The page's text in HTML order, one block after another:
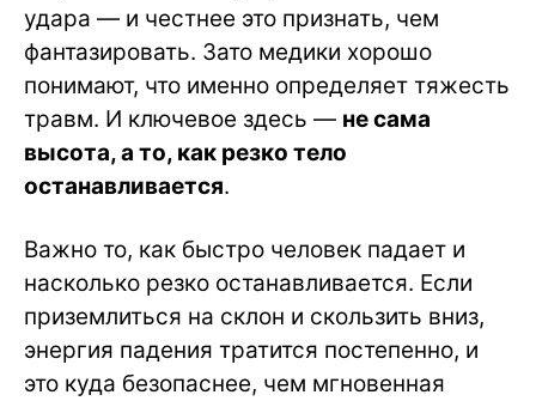
удара — и честнее это признать, чем
фантазировать. Зато медики хорошо
понимают, что именно определяет тяжесть
травм. И ключевое здесь — не сама
высота, а то, как резко тело
останавливается.
Важно то, как быстро человек падает и
насколько резко останавливается. Если
приземлиться на склон и скользить вниз,
энергия падения тратится постепенно, и
это куда безопаснее, чем мгновенная